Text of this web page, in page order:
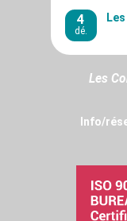
4
dé.
Les
Info/